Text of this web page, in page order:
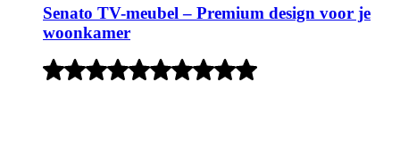
Senato TV-meubel – Premium design voor je
woonkamer